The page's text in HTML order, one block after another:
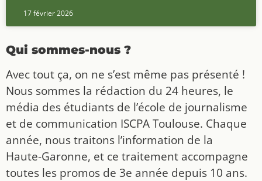
17 février 2026
Qui sommes-nous ?
Avec tout ça, on ne s’est même pas présenté !
Nous sommes la rédaction du 24 heures, le
média des étudiants de l’école de journalisme
et de communication ISCPA Toulouse. Chaque
année, nous traitons l’information de la
Haute-Garonne, et ce traitement accompagne
toutes les promos de 3e année depuis 10 ans.